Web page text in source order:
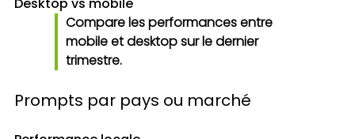
Compare les performances entre
mobile et desktop sur le dernier
trimestre.
Prompts par pays ou marché